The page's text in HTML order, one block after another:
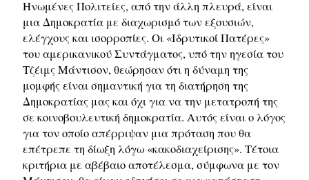
Ηνωμένες Πολιτείες, από την άλλη πλευρά, είναι
μια Δημοκρατία με διαχωρισμό των εξουσιών,
ελέγχους και ισορροπίες. Οι «Ιδρυτικοί Πατέρες»
του αμερικανικού Συντάγματος, υπό την ηγεσία του
Τζέιμς Μάντισον, θεώρησαν ότι η δύναμη της
μομφής είναι σημαντική για τη διατήρηση της
Δημοκρατίας μας και όχι για να την μετατροπή της
σε κοινοβουλευτική δημοκρατία. Αυτός είναι ο λόγος
για τον οποίο απέρριψαν μια πρόταση που θα
επέτρεπε τη δίωξη λόγω «κακοδιαχείρισης». Τέτοια
κριτήρια με αβέβαιο αποτέλεσμα, σύμφωνα με τον